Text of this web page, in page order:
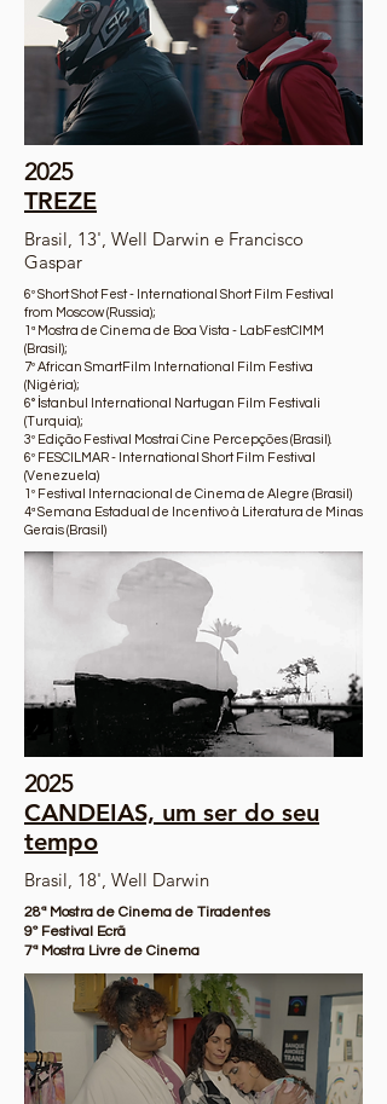
2025
TREZE
Brasil, 13', Well Darwin e Francisco
Gaspar
6º Short Shot Fest - International Short Film Festival
from Moscow (Russia);
1ª Mostra de Cinema de Boa Vista - LabFestCIMM
(Brasil);
7º African SmartFilm International Film Festiva
(Nigéria);
6° İstanbul International Nartugan Film Festivali
(Turquia);
3º Edição Festival Mostraí Cine Percepções (Brasil).
6º FESCILMAR - International Short Film Festival
(Venezuela)
1º Festival Internacional de Cinema de Alegre (Brasil)
4ª Semana Estadual de Incentivo à Literatura de Minas
Gerais (Brasil)
2025
CANDEIAS, um ser do seu
tempo
Brasil, 18', Well Darwin
28ª Mostra de Cinema de Tiradentes
9º Festival Ecrã
7ª Mostra Livre de Cinema